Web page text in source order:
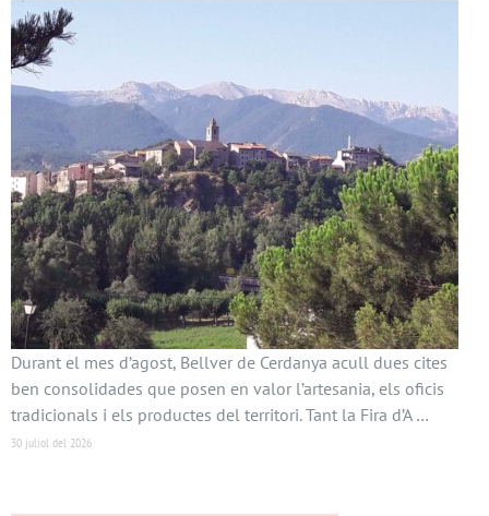
Durant el mes d’agost, Bellver de Cerdanya acull dues cites
ben consolidades que posen en valor l’artesania, els oficis
tradicionals i els productes del territori. Tant la Fira d’A …
30 juliol del 2026